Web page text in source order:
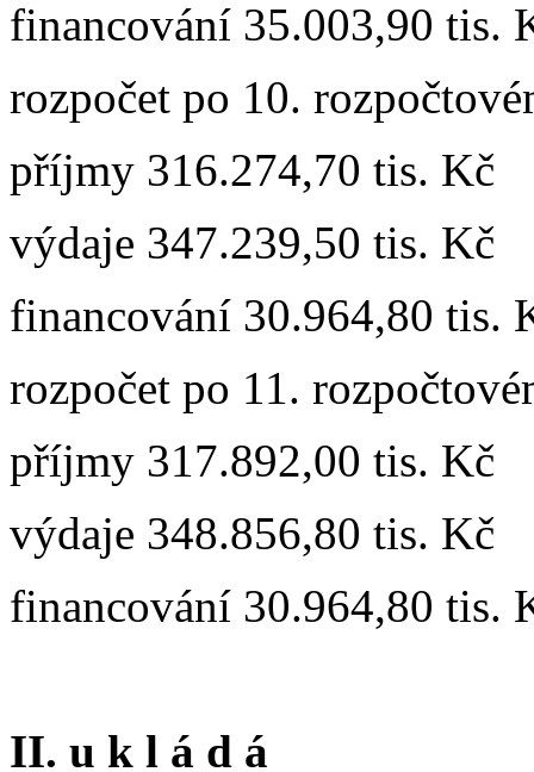
financování 35.003,90 tis.
rozpočet po 10.
příjmy 316.274,70 tis. Kč
výdaje 347.239,50 tis. Kč
financování 30.964,80 tis.
rozpočet po 11.
příjmy 317.892,00 tis. Kč
výdaje 348.856,80 tis. Kč
financování 30.964,80 tis.
II. u k l á d á